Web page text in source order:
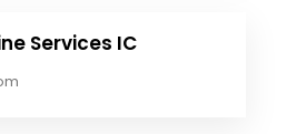
Services IC